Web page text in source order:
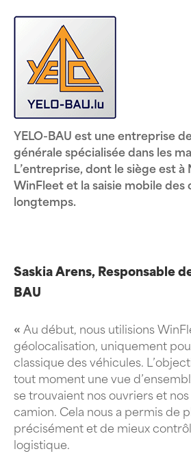
YELO-BAU est une entreprise
générale spécialisée dans les
L’entreprise, dont le siège est
WinFleet et la saisie mobile des
longtemps.
Saskia Arens, Responsable
BAU
« Au début, nous utilisions
géolocalisation, uniquement
classique des véhicules.
tout moment une vue
se trouvaient nos ouvriers et
camion. Cela nous a permis de
précisément et de mieux
logistique.